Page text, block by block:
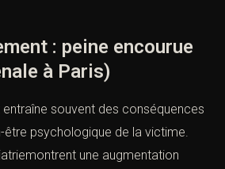
: peine encourue
à Paris)
entraîne souvent des conséquences
être psychologique de la victime.
une augmentation